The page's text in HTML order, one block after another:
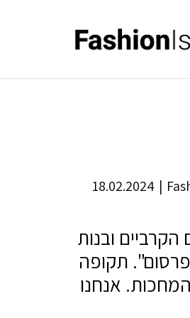
|
18.02.2024
ובנות
תקופה
אנחנו